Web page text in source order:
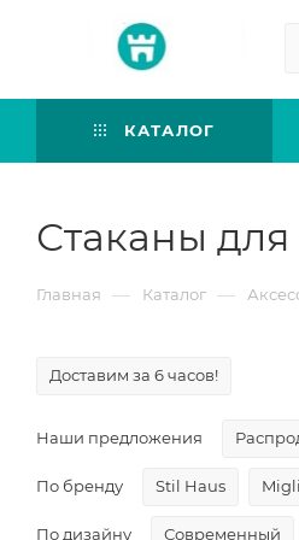
КАТАЛОГ
Стаканы
Главная — Каталог —
Доставим за 6 часов!
Наши предложения
По бренду Stil Haus
По дизайну Современный